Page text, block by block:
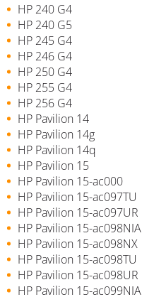
HP 240 G4
HP 240 G5
HP 245 G4
HP 246 G4
HP 250 G4
HP 255 G4
HP 256 G4
HP Pavilion 14
HP Pavilion 14g
HP Pavilion 14q
HP Pavilion 15
HP Pavilion 15-ac000
HP Pavilion 15-ac097TU
HP Pavilion 15-ac097UR
HP Pavilion 15-ac098NIA
HP Pavilion 15-ac098NX
HP Pavilion 15-ac098TU
HP Pavilion 15-ac098UR
HP Pavilion 15-ac099NIA